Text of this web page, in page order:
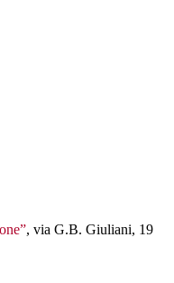
, via G.B. Giuliani, 19